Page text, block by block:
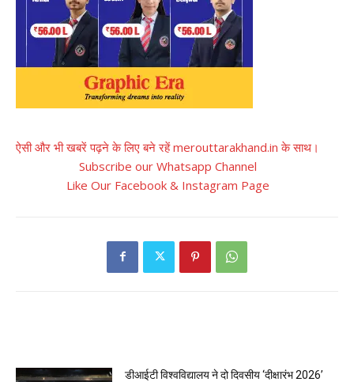
ऐसी और भी खबरें पढ़ने के लिए बने रहें merouttarakhand.in के साथ।
Subscribe our Whatsapp Channel
Like Our Facebook & Instagram Page
डीआईटी विश्वविद्यालय ने दो दिवसीय ‘दीक्षारंभ 2026’